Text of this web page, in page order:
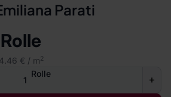
Parati
€ / m2
Rolle